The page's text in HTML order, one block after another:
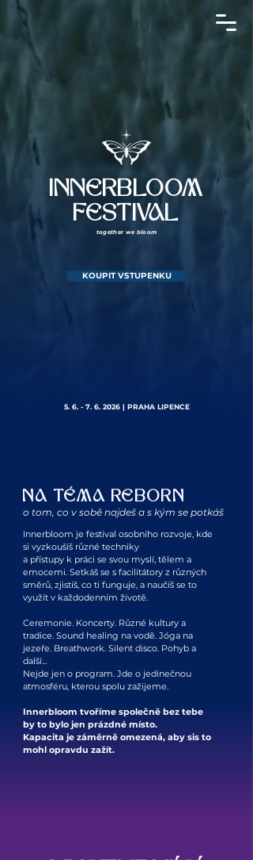
together we bloom
INNERBLOOM
FESTIVAL
KOUPIT VSTUPENKU
5. 6. - 7. 6. 2026| PRAHA LIPENCE
NA TÉMA REBORN
o tom, co v sobě najdeš a s kým se potkáš
Innerbloom je festival osobního rozvoje, kde
si vyzkoušíš různé techniky
a přístupy k práci se svou myslí, tělem a
emocemi. Setkáš se s facilitátory z různých
směrů, zjistíš, co ti funguje, a naučíš se to
využít v každodenním životě.
Ceremonie. Koncerty. Různé kultury a
tradice. Sound healing na vodě. Jóga na
jezeře. Breathwork. Silent disco. Pohyb a
další...
Nejde jen o program. Jde o jedinečnou
atmosféru, kterou spolu zažijeme.
Innerbloom tvoříme společně bez tebe
by to bylo jen prázdné místo.
Kapacita je záměrně omezená, aby sis to
mohl opravdu zažít.